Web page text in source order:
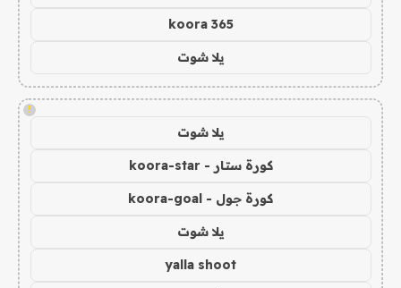
koora 365
يلا شوت
!
يلا شوت
كورة ستار - koora-star
كورة جول - koora-goal
يلا شوت
yalla shoot